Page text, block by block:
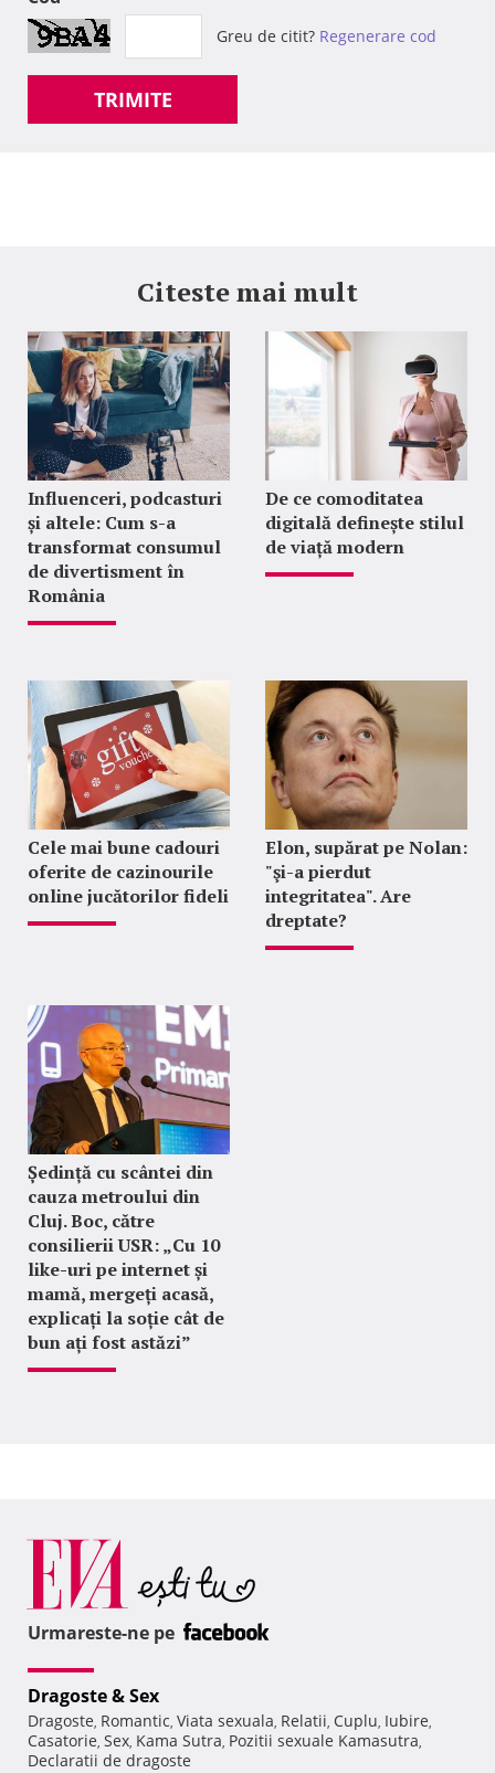
Greu de citit? Regenerare cod
TRIMITE
Citeste mai mult
Influenceri, podcasturi
și altele: Cum s-a
transformat consumul
de divertisment în
România
De ce comoditatea
digitală definește stilul
de viață modern
Cele mai bune cadouri
oferite de cazinourile
online jucătorilor fideli
Elon, supărat pe Nolan:
"şi-a pierdut
integritatea". Are
dreptate?
Ședință cu scântei din
cauza metroului din
Cluj. Boc, către
consilierii USR: „Cu 10
like-uri pe internet și
mamă, mergeți acasă,
explicați la soție cât de
bun ați fost astăzi”
Urmareste-ne pe
Dragoste & Sex
Dragoste, Romantic, Viata sexuala, Relatii, Cuplu, Iubire,
Casatorie, Sex, Kama Sutra, Pozitii sexuale Kamasutra,
Declaratii de dragoste